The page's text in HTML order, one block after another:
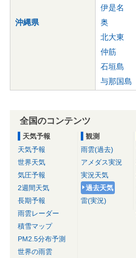
沖縄県
伊是名
奥
北大東
仲筋
石垣島
与那国島
全国のコンテンツ
天気予報
天気予報
世界天気
気圧予報
2週間天気
長期予報
雨雲レーダー
積雪マップ
PM2.5分布予測
世界の雨雲
観測
雨雲(過去)
アメダス実況
実況天気
過去天気
雷(実況)